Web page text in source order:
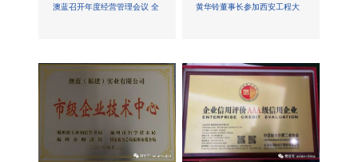
澳蓝召开年度经营管理会议 全
黄华铃董事长参加西安工程大